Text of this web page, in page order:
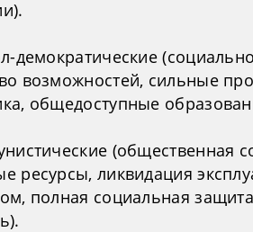
демократические
возможностей, сильные
общедоступные
(общественная
ресурсы, ликвидация
полная социальная